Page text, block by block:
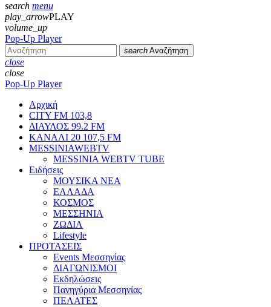
search menu
play_arrowPLAY
volume_up
Pop-Up Player
search Αναζήτηση
close
close
Pop-Up Player
Αρχική
CITY FM 103,8
ΔΙΑΥΛΟΣ 99.2 FM
ΚΑΝΑΛΙ 20 107,5 FM
MESSINIAWEBTV
MESSINIA WEBTV TUBE
Eιδήσεις
ΜΟΥΣΙΚΑ ΝΕΑ
ΕΛΛΑΔΑ
ΚΟΣΜΟΣ
ΜΕΣΣΗΝΙΑ
ΖΩΔΙΑ
Lifestyle
ΠΡΟΤΑΣΕΙΣ
Events Μεσσηνίας
ΔΙΑΓΩΝΙΣΜΟΙ
Εκδηλώσεις
Πανηγύρια Μεσσηνίας
ΠΕΛΑΤΕΣ